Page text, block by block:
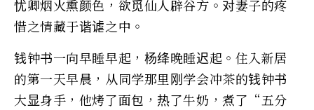
忧卿烟火熏颜色，欲觅仙人辟谷方。对妻子的疼
惜之情藏于谐谑之中。
钱钟书一向早睡早起，杨绛晚睡迟起。住入新居
的第一天早晨，从同学那里刚学会冲茶的钱钟书
大显身手，他烤了面包，热了牛奶，煮了“五分